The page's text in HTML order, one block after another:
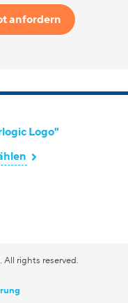
anfordern
rights reserved.